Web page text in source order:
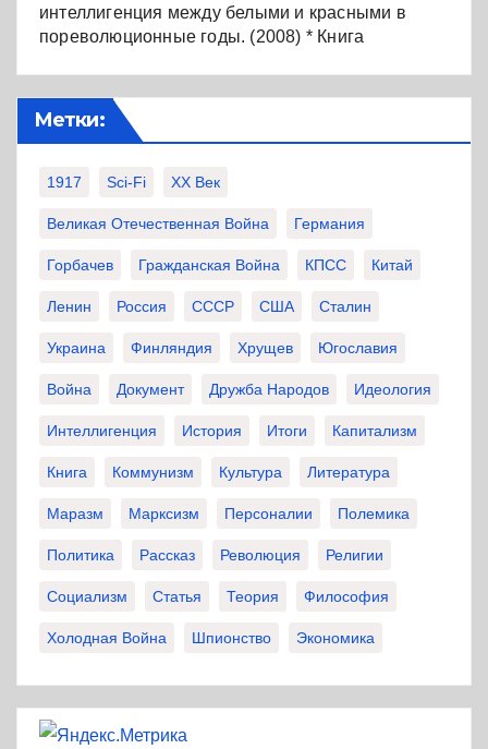
интеллигенция между белыми и красными в
пореволюционные годы. (2008) * Книга
Метки:
1917 Sci-Fi XX Век
Великая Отечественная Война Германия
Горбачев Гражданская Война КПСС Китай
Ленин Россия СССР США Сталин
Украина Финляндия Хрущев Югославия
Война Документ Дружба Народов Идеология
Интеллигенция История Итоги Капитализм
Книга Коммунизм Культура Литература
Маразм Марксизм Персоналии Полемика
Политика Рассказ Революция Религии
Социализм Статья Теория Философия
Холодная Война Шпионство Экономика